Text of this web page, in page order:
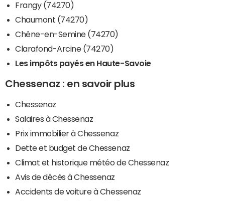
Frangy (74270)
Chaumont (74270)
Chêne-en-Semine (74270)
Clarafond-Arcine (74270)
Les impôts payés en Haute-Savoie
Chessenaz : en savoir plus
Chessenaz
Salaires à Chessenaz
Prix immobilier à Chessenaz
Dette et budget de Chessenaz
Climat et historique météo de Chessenaz
Avis de décès à Chessenaz
Accidents de voiture à Chessenaz